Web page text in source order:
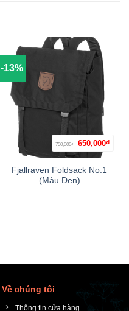
-13%
750,000₫
Giá
gốc
là:
750,000₫.
650,000₫
Fjallraven Foldsack No.1
(Màu Đen)
Về chúng tôi
Thông tin cửa hàng